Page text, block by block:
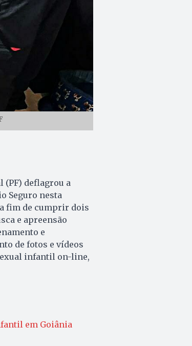
(PF) deflagrou a
Seguro nesta
fim de cumprir dois
e apreensão
e
de fotos e vídeos
infantil on-line,
em Goiânia